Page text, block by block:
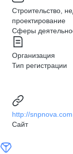
Строительство,
проектирование
Сферы
Организация
Тип регистрации
http://snpnova.com
Сайт